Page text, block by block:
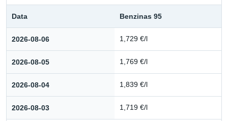
Data Benzinas 95
2026-08-06 1,729 €/l
2026-08-05 1,769 €/l
2026-08-04 1,839 €/l
2026-08-03 1,719 €/l